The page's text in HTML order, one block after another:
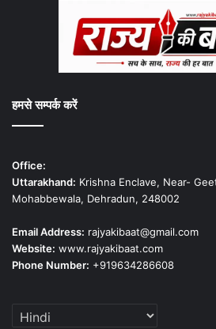
हमसे सम्पर्क करें
Office:
Uttarakhand: Krishna Enclave, Near-
Mohabbewala, Dehradun, 248002
Email Address: rajyakibaat@gmail.com
Website: www.rajyakibaat.com
Phone Number: +919634286608